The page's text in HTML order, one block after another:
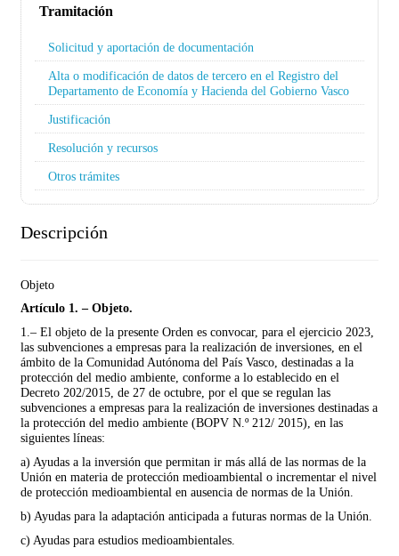
Tramitación
Solicitud y aportación de documentación
Alta o modificación de datos de tercero en el Registro del
Departamento de Economía y Hacienda del Gobierno Vasco
Justificación
Resolución y recursos
Otros trámites
Descripción
Objeto
Artículo 1. – Objeto.
1.– El objeto de la presente Orden es convocar, para el ejercicio 2023,
las subvenciones a empre­sas para la realización de inversiones, en el
ámbito de la Comunidad Autónoma del País Vasco, destinadas a la
protección del medio ambiente, conforme a lo establecido en el
Decreto 202/2015, de 27 de octubre, por el que se regulan las
subvenciones a empresas para la realización de inver­siones destinadas a
la protección del medio ambiente (BOPV N.º 212/ 2015), en las
siguientes líneas:
a) Ayudas a la inversión que permitan ir más allá de las normas de la
Unión en materia de protección medioambiental o incrementar el nivel
de protección medioambiental en ausencia de normas de la Unión.
b) Ayudas para la adaptación anticipada a futuras normas de la Unión.
c) Ayudas para estudios medioambientales.